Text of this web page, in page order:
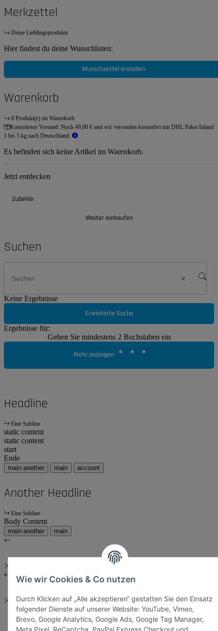
Wie wir Cookies & Co nutzen
Durch Klicken auf „Alle akzeptieren“ gestatten Sie den Einsatz
folgender Dienste auf unserer Website: YouTube, Vimeo,
Brevo, Google Analytics, Google Ads, Google Tag Manager,
Meta Pixel, ReCaptcha, PayPal Express Checkout und
Merkzettel
Deine Lieblingsprodukte
Hier findest du deine Wunschlisten:
Wunschzettel erstellen
Warenkorb
0 Produkt(e) im Warenkorb
Kostenloser Versand: Noch 49,00 € und wir versenden kostenfrei mit DHL Paket Inland
1 bis 5 kg nach Deutschland.
Es befinden sich keine Artikel im Warenkorb.
Jetzt entdecken
Zubehör
Weiter einkaufen
Suchen
Keine Ergebnisse
Erweiterte Suche
Ergebnisse für:
Geben Sie mindestens 2 Buchstaben ein
Mehr anzeigen
Headline
Eine Subline
static content
static content
start
Ende
main:another main account
Another Headline
Eine Subline
Body Content
main:another main